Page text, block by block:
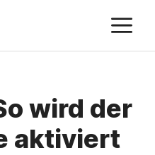
wird der
aktiviert